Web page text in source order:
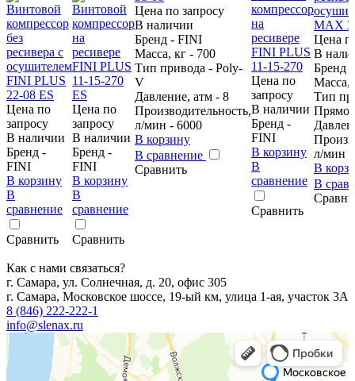
Цена по
запросу
В наличии
Бренд -
FINI
В корзину
В
сравнение
Сравнить
Цена по
запросу
В наличии
Бренд -
FINI
В корзину
В
сравнение
Сравнить
Цена по запросу
В наличии
Бренд - FINI
Масса, кг - 700
Тип привода - Poly-
V
Давление, атм - 8
Производительность,
л/мин - 6000
В корзину
В сравнение
Сравнить
Цена по
запросу
В наличии
Бренд -
FINI
В корзину
В
сравнение
Сравнить
Цена
В
Бренд
Масса,
Тип
л/мин -
В
В
Как с нами связаться?
г. Самара, ул. Солнечная, д. 20, офис 305
г. Самара, Московское шоссе, 19-ый км, улица 1-ая, участок 3А
8 (846) 222-222-1
info@slenax.ru